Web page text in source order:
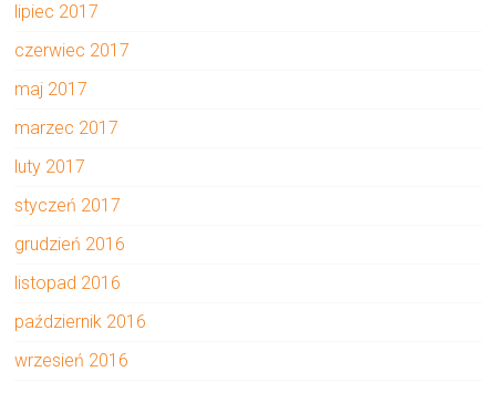
lipiec 2017
czerwiec 2017
maj 2017
marzec 2017
luty 2017
styczeń 2017
grudzień 2016
listopad 2016
październik 2016
wrzesień 2016